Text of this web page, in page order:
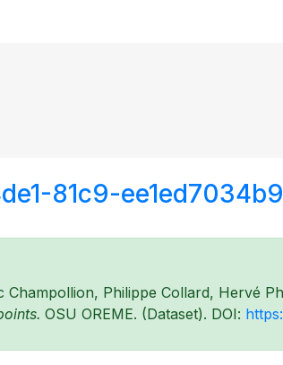
81c9-
Philippe Collard, Hervé
OSU OREME. (Dataset). DOI: